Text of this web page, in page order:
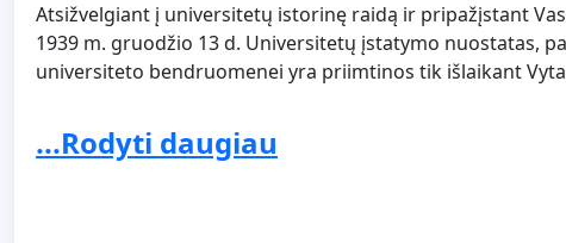
Atsižvelgiant į universitetų istorinę raidą ir pripažįstant
1939 m. gruodžio 13 d. Universitetų įstatymo nuostatas,
universiteto bendruomenei yra priimtinos tik išlaikant
Mes protestuojame prieš Švietimo ir mokslo ministerijos
...Rodyti daugiau